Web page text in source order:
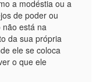
a modéstia ou a
de poder ou
não está na
da sua própria
ele se coloca
o que ele